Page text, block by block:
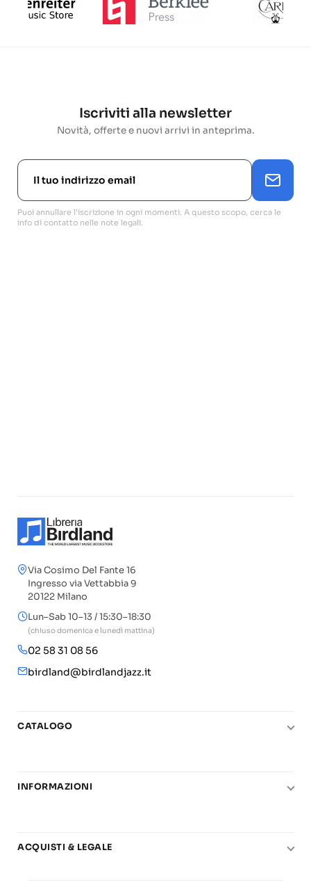
Iscriviti alla newsletter
Novità, offerte e nuovi arrivi in anteprima.
Puoi annullare l'iscrizione in ogni momenti. A questo scopo, cerca le
info di contatto nelle note legali.
Via Cosimo Del Fante 16
Ingresso via Vettabbia 9
20122 Milano
Lun–Sab 10–13 / 15:30–18:30
(chiuso domenica e lunedì mattina)
02 58 31 08 56
birdland@birdlandjazz.it
CATALOGO
Chitarra
Basi play-along
INFORMAZIONI
Carta del Docente
ACQUISTI & LEGALE